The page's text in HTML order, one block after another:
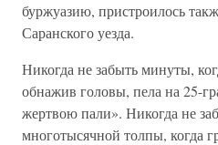
буржуазию, пристроилось
Саранского уезда.
Никогда не забыть минуты,
обнажив головы, пела на 25-
жертвою пали». Никогда не
многотысячной толпы, когда